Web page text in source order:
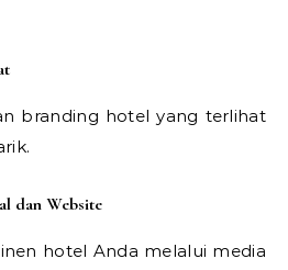
branding hotel yang terlihat
dan Website
hotel Anda melalui media